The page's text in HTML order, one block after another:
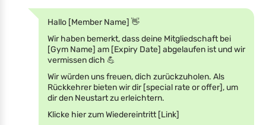
Hallo [Member Name] 👋
Wir haben bemerkt, dass deine Mitgliedschaft bei
[Gym Name] am [Expiry Date] abgelaufen ist und wir
vermissen dich 💪
Wir würden uns freuen, dich zurückzuholen. Als
Rückkehrer bieten wir dir [special rate or offer], um
dir den Neustart zu erleichtern.
Klicke hier zum Wiedereintritt [Link]